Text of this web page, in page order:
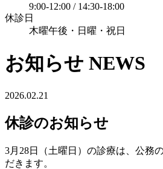
9:00-12:00 / 14:30-18:00
休診日
木曜午後・日曜・祝日
お知らせ NEWS
2026.02.21
休診のお知らせ
3月28日（土曜日）の診療は、公務
だきます。